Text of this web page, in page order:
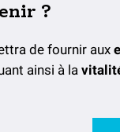
?
de fournir aux
ainsi à la